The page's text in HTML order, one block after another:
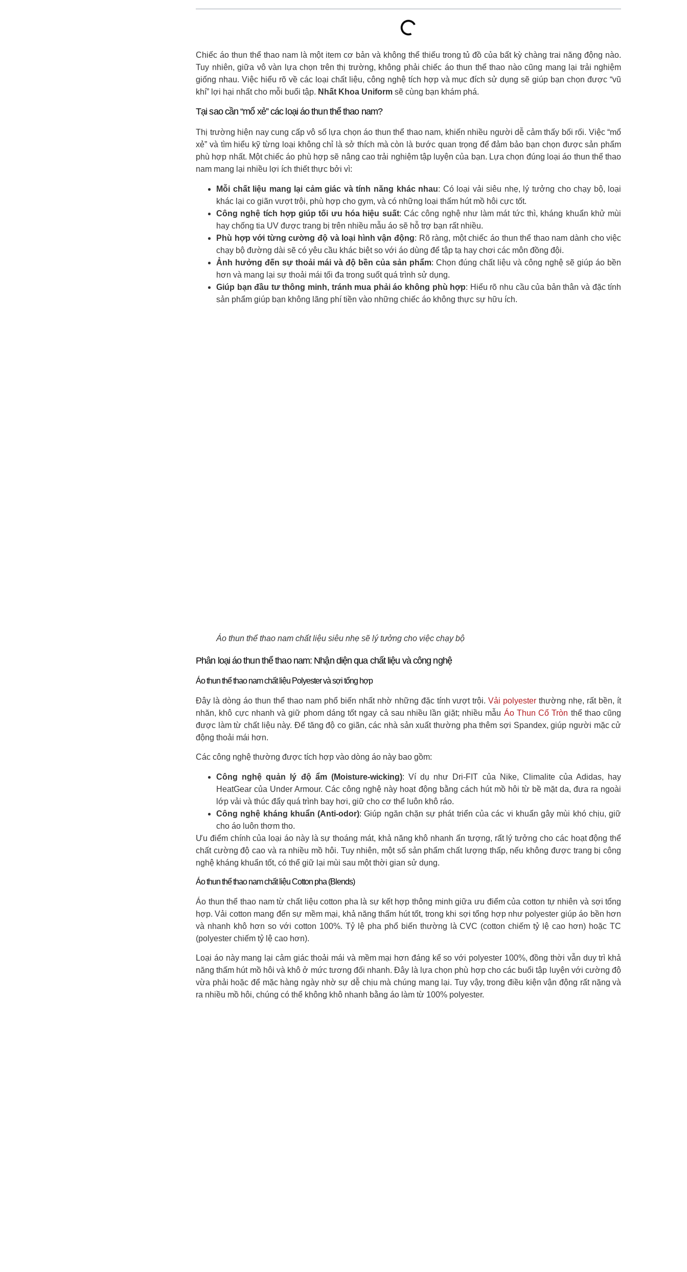
Chiếc áo thun thể thao nam là một item cơ bản và không thể thiếu trong tủ đồ của bất kỳ chàng trai năng động nào.
Tuy nhiên, giữa vô vàn lựa chọn trên thị trường, không phải chiếc áo thun thể thao nào cũng mang lại trải nghiệm
giống nhau. Việc hiểu rõ về các loại chất liệu, công nghệ tích hợp và mục đích sử dụng sẽ giúp bạn chọn được “vũ
khí” lợi hại nhất cho mỗi buổi tập. Nhất Khoa Uniform sẽ cùng bạn khám phá.
Tại sao cần “mổ xẻ” các loại áo thun thể thao nam?
Thị trường hiện nay cung cấp vô số lựa chọn áo thun thể thao nam, khiến nhiều người dễ cảm thấy bối rối. Việc “mổ
xẻ” và tìm hiểu kỹ từng loại không chỉ là sở thích mà còn là bước quan trọng để đảm bảo bạn chọn được sản phẩm
phù hợp nhất. Một chiếc áo phù hợp sẽ nâng cao trải nghiệm tập luyện của bạn. Lựa chọn đúng loại áo thun thể thao
nam mang lại nhiều lợi ích thiết thực bởi vì:
Mỗi chất liệu mang lại cảm giác và tính năng khác nhau: Có loại vải siêu nhẹ, lý tưởng cho chạy bộ, loại
khác lại co giãn vượt trội, phù hợp cho gym, và có những loại thấm hút mồ hôi cực tốt.
Công nghệ tích hợp giúp tối ưu hóa hiệu suất: Các công nghệ như làm mát tức thì, kháng khuẩn khử mùi
hay chống tia UV được trang bị trên nhiều mẫu áo sẽ hỗ trợ bạn rất nhiều.
Phù hợp với từng cường độ và loại hình vận động: Rõ ràng, một chiếc áo thun thể thao nam dành cho việc
chạy bộ đường dài sẽ có yêu cầu khác biệt so với áo dùng để tập tạ hay chơi các môn đồng đội.
Ảnh hưởng đến sự thoải mái và độ bền của sản phẩm: Chọn đúng chất liệu và công nghệ sẽ giúp áo bền
hơn và mang lại sự thoải mái tối đa trong suốt quá trình sử dụng.
Giúp bạn đầu tư thông minh, tránh mua phải áo không phù hợp: Hiểu rõ nhu cầu của bản thân và đặc tính
sản phẩm giúp bạn không lãng phí tiền vào những chiếc áo không thực sự hữu ích.
Áo thun thể thao nam chất liệu siêu nhẹ sẽ lý tưởng cho việc chạy bộ
Phân loại áo thun thể thao nam: Nhận diện qua chất liệu và công nghệ
Áo thun thể thao nam chất liệu Polyester và sợi tổng hợp
Đây là dòng áo thun thể thao nam phổ biến nhất nhờ những đặc tính vượt trội.Vải polyester thường nhẹ, rất bền, ít
nhăn, khô cực nhanh và giữ phom dáng tốt ngay cả sau nhiều lần giặt; nhiều mẫu Áo Thun Cổ Tròn thể thao cũng
được làm từ chất liệu này. Để tăng độ co giãn, các nhà sản xuất thường pha thêm sợi Spandex, giúp người mặc cử
động thoải mái hơn.
Các công nghệ thường được tích hợp vào dòng áo này bao gồm:
Công nghệ quản lý độ ẩm (Moisture-wicking): Ví dụ như Dri-FIT của Nike, Climalite của Adidas, hay
HeatGear của Under Armour. Các công nghệ này hoạt động bằng cách hút mồ hôi từ bề mặt da, đưa ra ngoài
lớp vải và thúc đẩy quá trình bay hơi, giữ cho cơ thể luôn khô ráo.
Công nghệ kháng khuẩn (Anti-odor): Giúp ngăn chặn sự phát triển của các vi khuẩn gây mùi khó chịu, giữ
cho áo luôn thơm tho.
Ưu điểm chính của loại áo này là sự thoáng mát, khả năng khô nhanh ấn tượng, rất lý tưởng cho các hoạt động thể
chất cường độ cao và ra nhiều mồ hôi. Tuy nhiên, một số sản phẩm chất lượng thấp, nếu không được trang bị công
nghệ kháng khuẩn tốt, có thể giữ lại mùi sau một thời gian sử dụng.
Áo thun thể thao nam chất liệu Cotton pha (Blends)
Áo thun thể thao nam từ chất liệu cotton pha là sự kết hợp thông minh giữa ưu điểm của cotton tự nhiên và sợi tổng
hợp. Vải cotton mang đến sự mềm mại, khả năng thấm hút tốt, trong khi sợi tổng hợp như polyester giúp áo bền hơn
và nhanh khô hơn so với cotton 100%. Tỷ lệ pha phổ biến thường là CVC (cotton chiếm tỷ lệ cao hơn) hoặc TC
(polyester chiếm tỷ lệ cao hơn).
Loại áo này mang lại cảm giác thoải mái và mềm mại hơn đáng kể so với polyester 100%, đồng thời vẫn duy trì khả
năng thấm hút mồ hôi và khô ở mức tương đối nhanh. Đây là lựa chọn phù hợp cho các buổi tập luyện với cường độ
vừa phải hoặc để mặc hàng ngày nhờ sự dễ chịu mà chúng mang lại. Tuy vậy, trong điều kiện vận động rất nặng và
ra nhiều mồ hôi, chúng có thể không khô nhanh bằng áo làm từ 100% polyester.